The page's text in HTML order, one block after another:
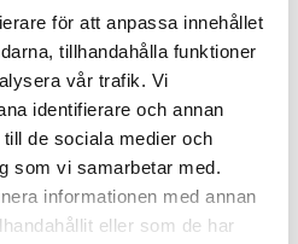
för att anpassa innehållet
tillhandahålla funktioner
vår trafik. Vi
identifierare och annan
de sociala medier och
som vi samarbetar med.
informationen med annan
eller som de har
havsområde, där
och antalet
risken för en allvarlig
för sjöfarten är den
och Tallinn, de
på vintern. En stor
utsläpp på flera tiotals